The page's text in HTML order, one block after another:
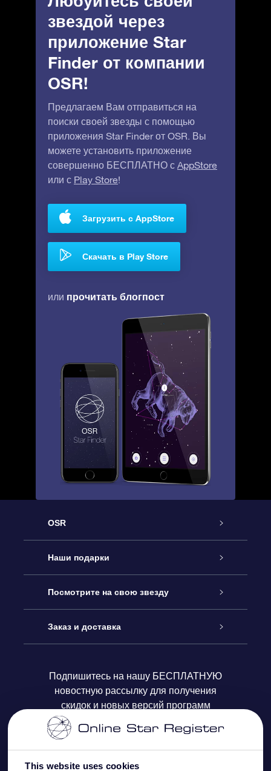
This website uses cookies
звездой через
приложение Star
Finder от компании
OSR!
Предлагаем Вам отправиться на
поиски своей звезды с помощью
приложения Star Finder от OSR. Вы
можете установить приложение
совершенно БЕСПЛАТНО с AppStore
или с Play Store!
Загрузить с AppStore
Скачать в Play Store
или прочитать блогпост
OSR
Обслуживание
Как с нами связаться
Блог
Отзывы
Наши подарки
Онлайн подарок Online Star Gift
Подарочный набор OSR
Подарочная карта OSR
Корпоративные подарки
Посмотрите на свою звезду
Звездный реестр
Персонализированная страница Star Page
One Million Stars
OSR Starsaver
Заказ и доставка
Платежная информация
Информация по доставке
Политика возврата
Подпишитесь на нашу БЕСПЛАТНУЮ
новостную рассылку для получения
скидок и новых версий программ